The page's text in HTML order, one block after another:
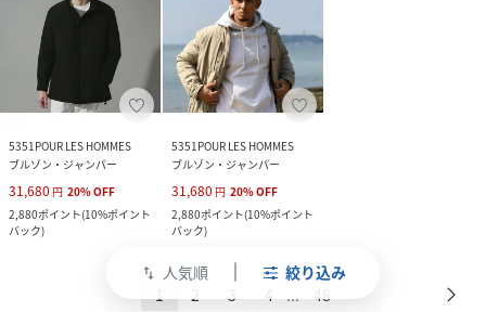
swap_vert 人気順 絞り込み
5351POUR LES HOMMES
ブルゾン・ジャンパー
31,680 円 20%OFF
2,880ポイント(10%ポイント
バック)
5351POUR LES HOMMES
ブルゾン・ジャンパー
31,680 円 20%OFF
2,880ポイント(10%ポイント
バック)
1 2 3 4 ... 48